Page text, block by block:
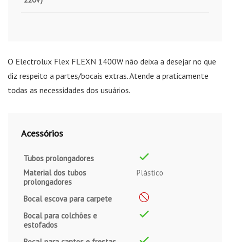
O Electrolux Flex FLEXN 1400W não deixa a desejar no que
diz respeito a partes/bocais extras. Atende a praticamente
todas as necessidades dos usuários.
Acessórios
Tubos prolongadores
Material dos tubos
prolongadores
Plástico
Bocal escova para carpete
Bocal para colchões e
estofados